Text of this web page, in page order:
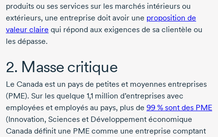
produits ou ses services sur les marchés intérieurs ou
extérieurs, une entreprise doit avoir une proposition de
valeur claire qui répond aux exigences de sa clientèle ou
les dépasse.
2. Masse critique
Le Canada est un pays de petites et moyennes entreprises
(PME). Sur les quelque 1,1 million d’entreprises avec
employées et employés au pays, plus de 99 % sont des PME
(Innovation, Sciences et Développement économique
Canada définit une PME comme une entreprise comptant